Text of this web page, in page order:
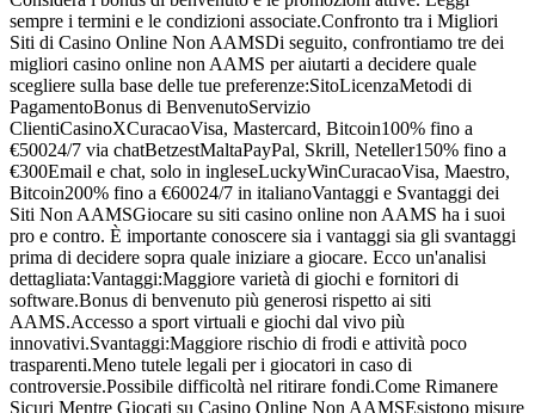
sempre i termini e le condizioni associate.Confronto tra i Migliori
Siti di Casino Online Non AAMSDi seguito, confrontiamo tre dei
migliori casino online non AAMS per aiutarti a decidere quale
scegliere sulla base delle tue preferenze:SitoLicenzaMetodi di
PagamentoBonus di BenvenutoServizio
ClientiCasinoXCuracaoVisa, Mastercard, Bitcoin100% fino a
€50024/7 via chatBetzestMaltaPayPal, Skrill, Neteller150% fino a
€300Email e chat, solo in ingleseLuckyWinCuracaoVisa, Maestro,
Bitcoin200% fino a €60024/7 in italianoVantaggi e Svantaggi dei
Siti Non AAMSGiocare su siti casino online non AAMS ha i suoi
pro e contro. È importante conoscere sia i vantaggi sia gli svantaggi
prima di decidere sopra quale iniziare a giocare. Ecco un'analisi
dettagliata:Vantaggi:Maggiore varietà di giochi e fornitori di
software.Bonus di benvenuto più generosi rispetto ai siti
AAMS.Accesso a sport virtuali e giochi dal vivo più
innovativi.Svantaggi:Maggiore rischio di frodi e attività poco
trasparenti.Meno tutele legali per i giocatori in caso di
controversie.Possibile difficoltà nel ritirare fondi.Come Rimanere
Sicuri Mentre Giocati su Casino Online Non AAMSEsistono misure